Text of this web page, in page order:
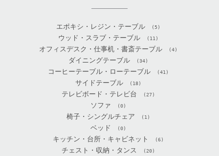
エポキシ・レジン・テーブル (5)
ウッド・スラブ・テーブル (11)
オフィスデスク・仕事机・書斎テーブル (4)
ダイニングテーブル (34)
コーヒーテーブル・ローテーブル (41)
サイドテーブル (18)
テレビボード・テレビ台 (27)
ソファ (0)
椅子・シングルチェア (1)
ベッド (0)
キッチン・台所・キャビネット (6)
チェスト・収納・タンス (20)